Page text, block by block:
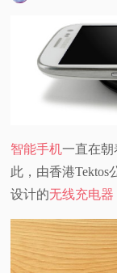
评
视
智能手机一直在
此，由香港Tektos
设计的无线充电器